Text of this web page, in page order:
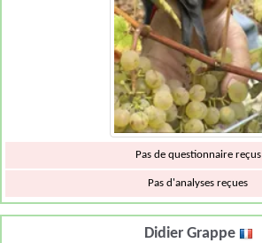
Pas de questionnaire reçus
Pas d'analyses reçues
Didier Grappe